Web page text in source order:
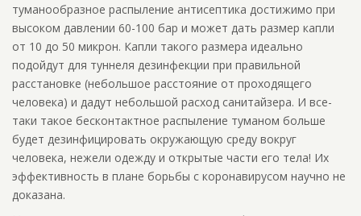
туманообразное распыление антисептика достижимо при
высоком давлении 60-100 бар и может дать размер капли
от 10 до 50 микрон. Капли такого размера идеально
подойдут для туннеля дезинфекции при правильной
расстановке (небольшое расстояние от проходящего
человека) и дадут небольшой расход санитайзера. И все-
таки такое бесконтактное распыление туманом больше
будет дезинфицировать окружающую среду вокруг
человека, нежели одежду и открытые части его тела! Их
эффективность в плане борьбы с коронавирусом научно не
доказана.